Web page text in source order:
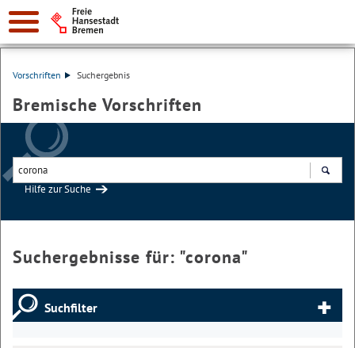
Vorschriften Suchergebnis
Bremische Vorschriften
Hilfe zur Suche
Suchergebnisse für: "corona"
Suchfilter